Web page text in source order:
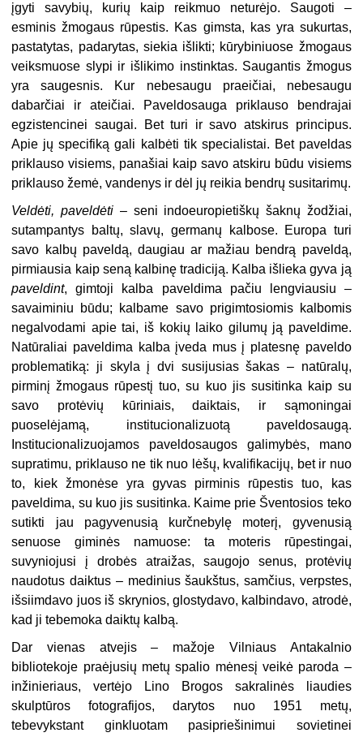
įgyti savybių, kurių kaip reikmuo neturėjo. Saugoti –
esminis žmogaus rūpestis. Kas gimsta, kas yra sukurtas,
pastatytas, padarytas, siekia išlikti; kūrybiniuose žmogaus
veiksmuose slypi ir išlikimo instinktas. Saugantis žmogus
yra saugesnis. Kur nebesaugu praeičiai, nebesaugu
dabarčiai ir ateičiai. Paveldosauga priklauso bendrajai
egzistencinei saugai. Bet turi ir savo atskirus principus.
Apie jų specifiką gali kalbėti tik specialistai. Bet paveldas
priklauso visiems, panašiai kaip savo atskiru būdu visiems
priklauso žemė, vandenys ir dėl jų reikia bendrų susitarimų.
Veldėti, paveldėti – seni indoeuropietiškų šaknų žodžiai,
sutampantys baltų, slavų, germanų kalbose. Europa turi
savo kalbų paveldą, daugiau ar mažiau bendrą paveldą,
pirmiausia kaip seną kalbinę tradiciją. Kalba išlieka gyva ją
paveldint, gimtoji kalba paveldima pačiu lengviausiu –
savaiminiu būdu; kalbame savo prigimtosiomis kalbomis
negalvodami apie tai, iš kokių laiko gilumų ją paveldime.
Natūraliai paveldima kalba įveda mus į platesnę paveldo
problematiką: ji skyla į dvi susijusias šakas – natūralų,
pirminį žmogaus rūpestį tuo, su kuo jis susitinka kaip su
savo protėvių kūriniais, daiktais, ir sąmoningai
puoselėjamą, institucionalizuotą paveldosaugą.
Institucionalizuojamos paveldosaugos galimybės, mano
supratimu, priklauso ne tik nuo lėšų, kvalifikacijų, bet ir nuo
to, kiek žmonėse yra gyvas pirminis rūpestis tuo, kas
paveldima, su kuo jis susitinka. Kaime prie Šventosios teko
sutikti jau pagyvenusią kurčnebylę moterį, gyvenusią
senuose giminės namuose: ta moteris rūpestingai,
suvyniojusi į drobės atraižas, saugojo senus, protėvių
naudotus daiktus – medinius šaukštus, samčius, verpstes,
išsiimdavo juos iš skrynios, glostydavo, kalbindavo, atrodė,
kad ji tebemoka daiktų kalbą.
Dar vienas atvejis – mažoje Vilniaus Antakalnio
bibliotekoje praėjusių metų spalio mėnesį veikė paroda –
inžinieriaus, vertėjo Lino Brogos sakralinės liaudies
skulptūros fotografijos, darytos nuo 1951 metų,
tebevykstant ginkluotam pasipriešinimui sovietinei